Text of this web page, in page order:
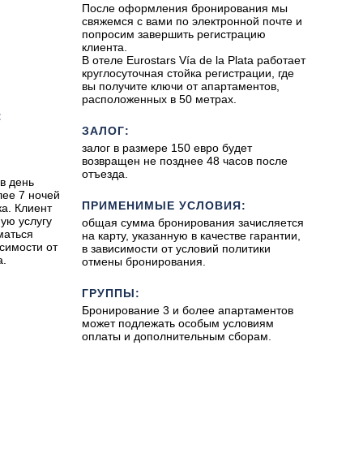
день
7 ночей
Клиент
услугу
от
После оформления бронирования мы
свяжемся с вами по электронной почте и
попросим завершить регистрацию
клиента.
В отеле Eurostars Vía de la Plata работает
круглосуточная стойка регистрации, где
вы получите ключи от апартаментов,
расположенных в 50 метрах.
ЗАЛОГ:
залог в размере 150 евро будет
возвращен не позднее 48 часов после
отъезда.
ПРИМЕНИМЫЕ УСЛОВИЯ:
общая сумма бронирования зачисляется
на карту, указанную в качестве гарантии,
в зависимости от условий политики
отмены бронирования.
ГРУППЫ:
Бронирование 3 и более апартаментов
может подлежать особым условиям
оплаты и дополнительным сборам.